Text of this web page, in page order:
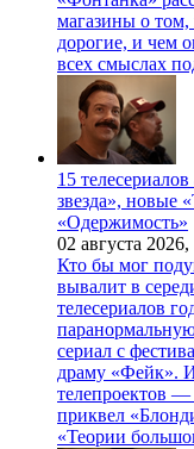
магазины о
дорогие, и чем
всех смыслах
15
звезда», новые
«Одержимость»
02 августа 2026,
Кто бы мог
вывалит в
телесериалов
сериал с
драму «Фейк».
телепроектов —
приквел
«Теории